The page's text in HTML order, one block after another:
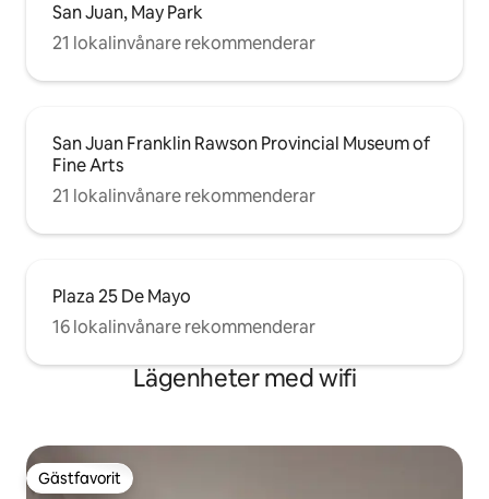
San Juan, May Park
21 lokalinvånare rekommenderar
San Juan Franklin Rawson Provincial Museum of
Fine Arts
21 lokalinvånare rekommenderar
Plaza 25 De Mayo
16 lokalinvånare rekommenderar
Lägenheter med wifi
Gästfavorit
Gästfavorit